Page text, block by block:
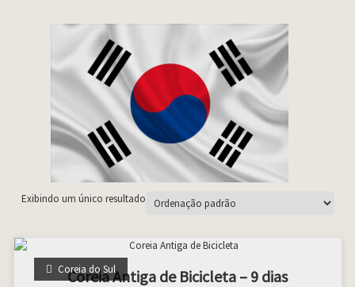
Exibindo um único resultado
Coreia do Sul
Coreia Antiga de Bicicleta – 9 dias